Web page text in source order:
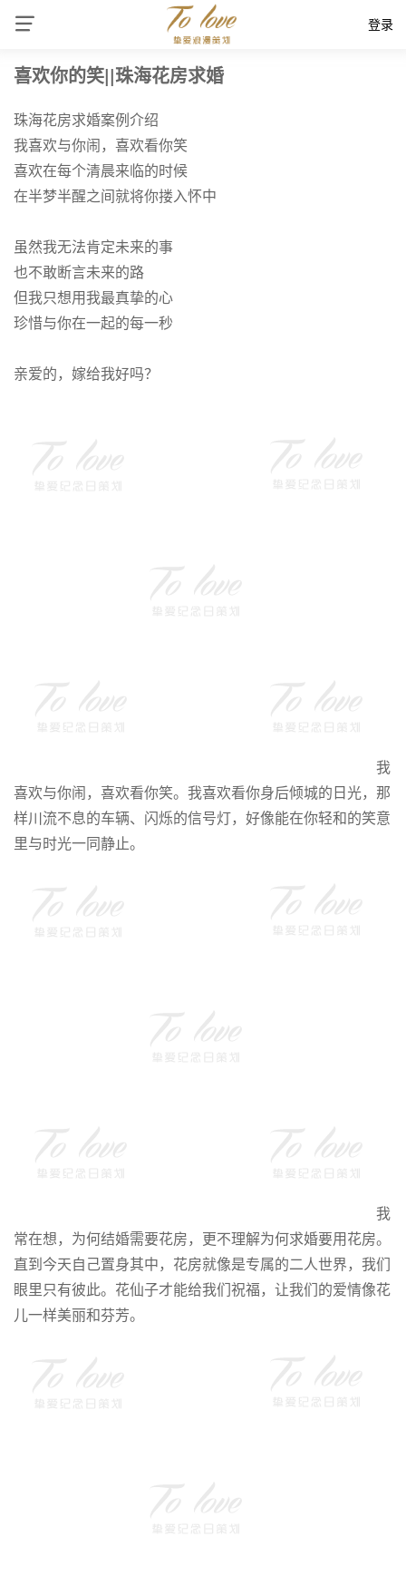
登录
喜欢你的笑||珠海花房求婚
珠海花房求婚案例介绍
我喜欢与你闹，喜欢看你笑
喜欢在每个清晨来临的时候
在半梦半醒之间就将你搂入怀中
虽然我无法肯定未来的事
也不敢断言未来的路
但我只想用我最真挚的心
珍惜与你在一起的每一秒
亲爱的，嫁给我好吗？
我
喜欢与你闹，喜欢看你笑。我喜欢看你身后倾城的日光，那
样川流不息的车辆、闪烁的信号灯，好像能在你轻和的笑意
里与时光一同静止。
我
常在想，为何结婚需要花房，更不理解为何求婚要用花房。
直到今天自己置身其中，花房就像是专属的二人世界，我们
眼里只有彼此。花仙子才能给我们祝福，让我们的爱情像花
儿一样美丽和芬芳。